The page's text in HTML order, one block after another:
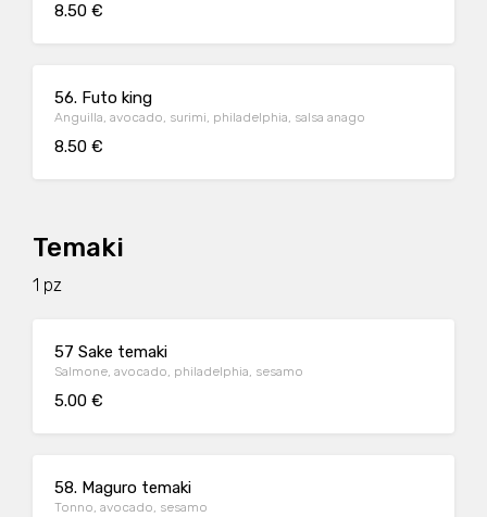
8.50 €
56. Futo king
Anguilla, avocado, surimi, philadelphia, salsa anago
8.50 €
Temaki
1 pz
57 Sake temaki
Salmone, avocado, philadelphia, sesamo
5.00 €
58. Maguro temaki
Tonno, avocado, sesamo